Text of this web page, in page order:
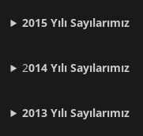
2015 Yılı Sayılarımız
2014 Yılı Sayılarımız
2013 Yılı Sayılarımız